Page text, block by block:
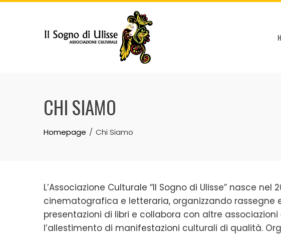
Skip
CHI SIAMO
Homepage Chi Siamo
L’Associazione Culturale “Il Sogno di Ulisse” nasce nel
cinematografica e letteraria, organizzando rassegne
presentazioni di libri e collabora con altre
l’allestimento di manifestazioni culturali di qualità.